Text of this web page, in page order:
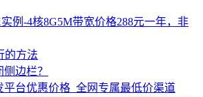
例-4核8G5M带宽价格288元一年，非
的方法
边栏？
平台优惠价格_全网专属最低价渠道